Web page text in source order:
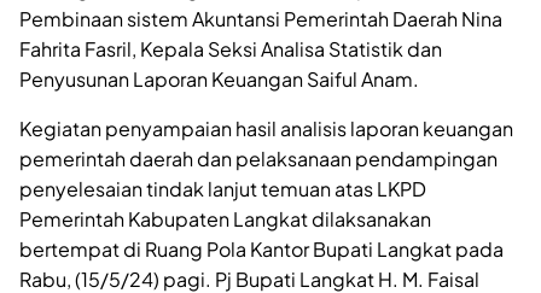
Pembinaan sistem Akuntansi Pemerintah Daerah Nina
Fahrita Fasril, Kepala Seksi Analisa Statistik dan
Penyusunan Laporan Keuangan Saiful Anam.
Kegiatan penyampaian hasil analisis laporan keuangan
pemerintah daerah dan pelaksanaan pendampingan
penyelesaian tindak lanjut temuan atas LKPD
Pemerintah Kabupaten Langkat dilaksanakan
bertempat di Ruang Pola Kantor Bupati Langkat pada
Rabu, (15/5/24) pagi. Pj Bupati Langkat H. M. Faisal